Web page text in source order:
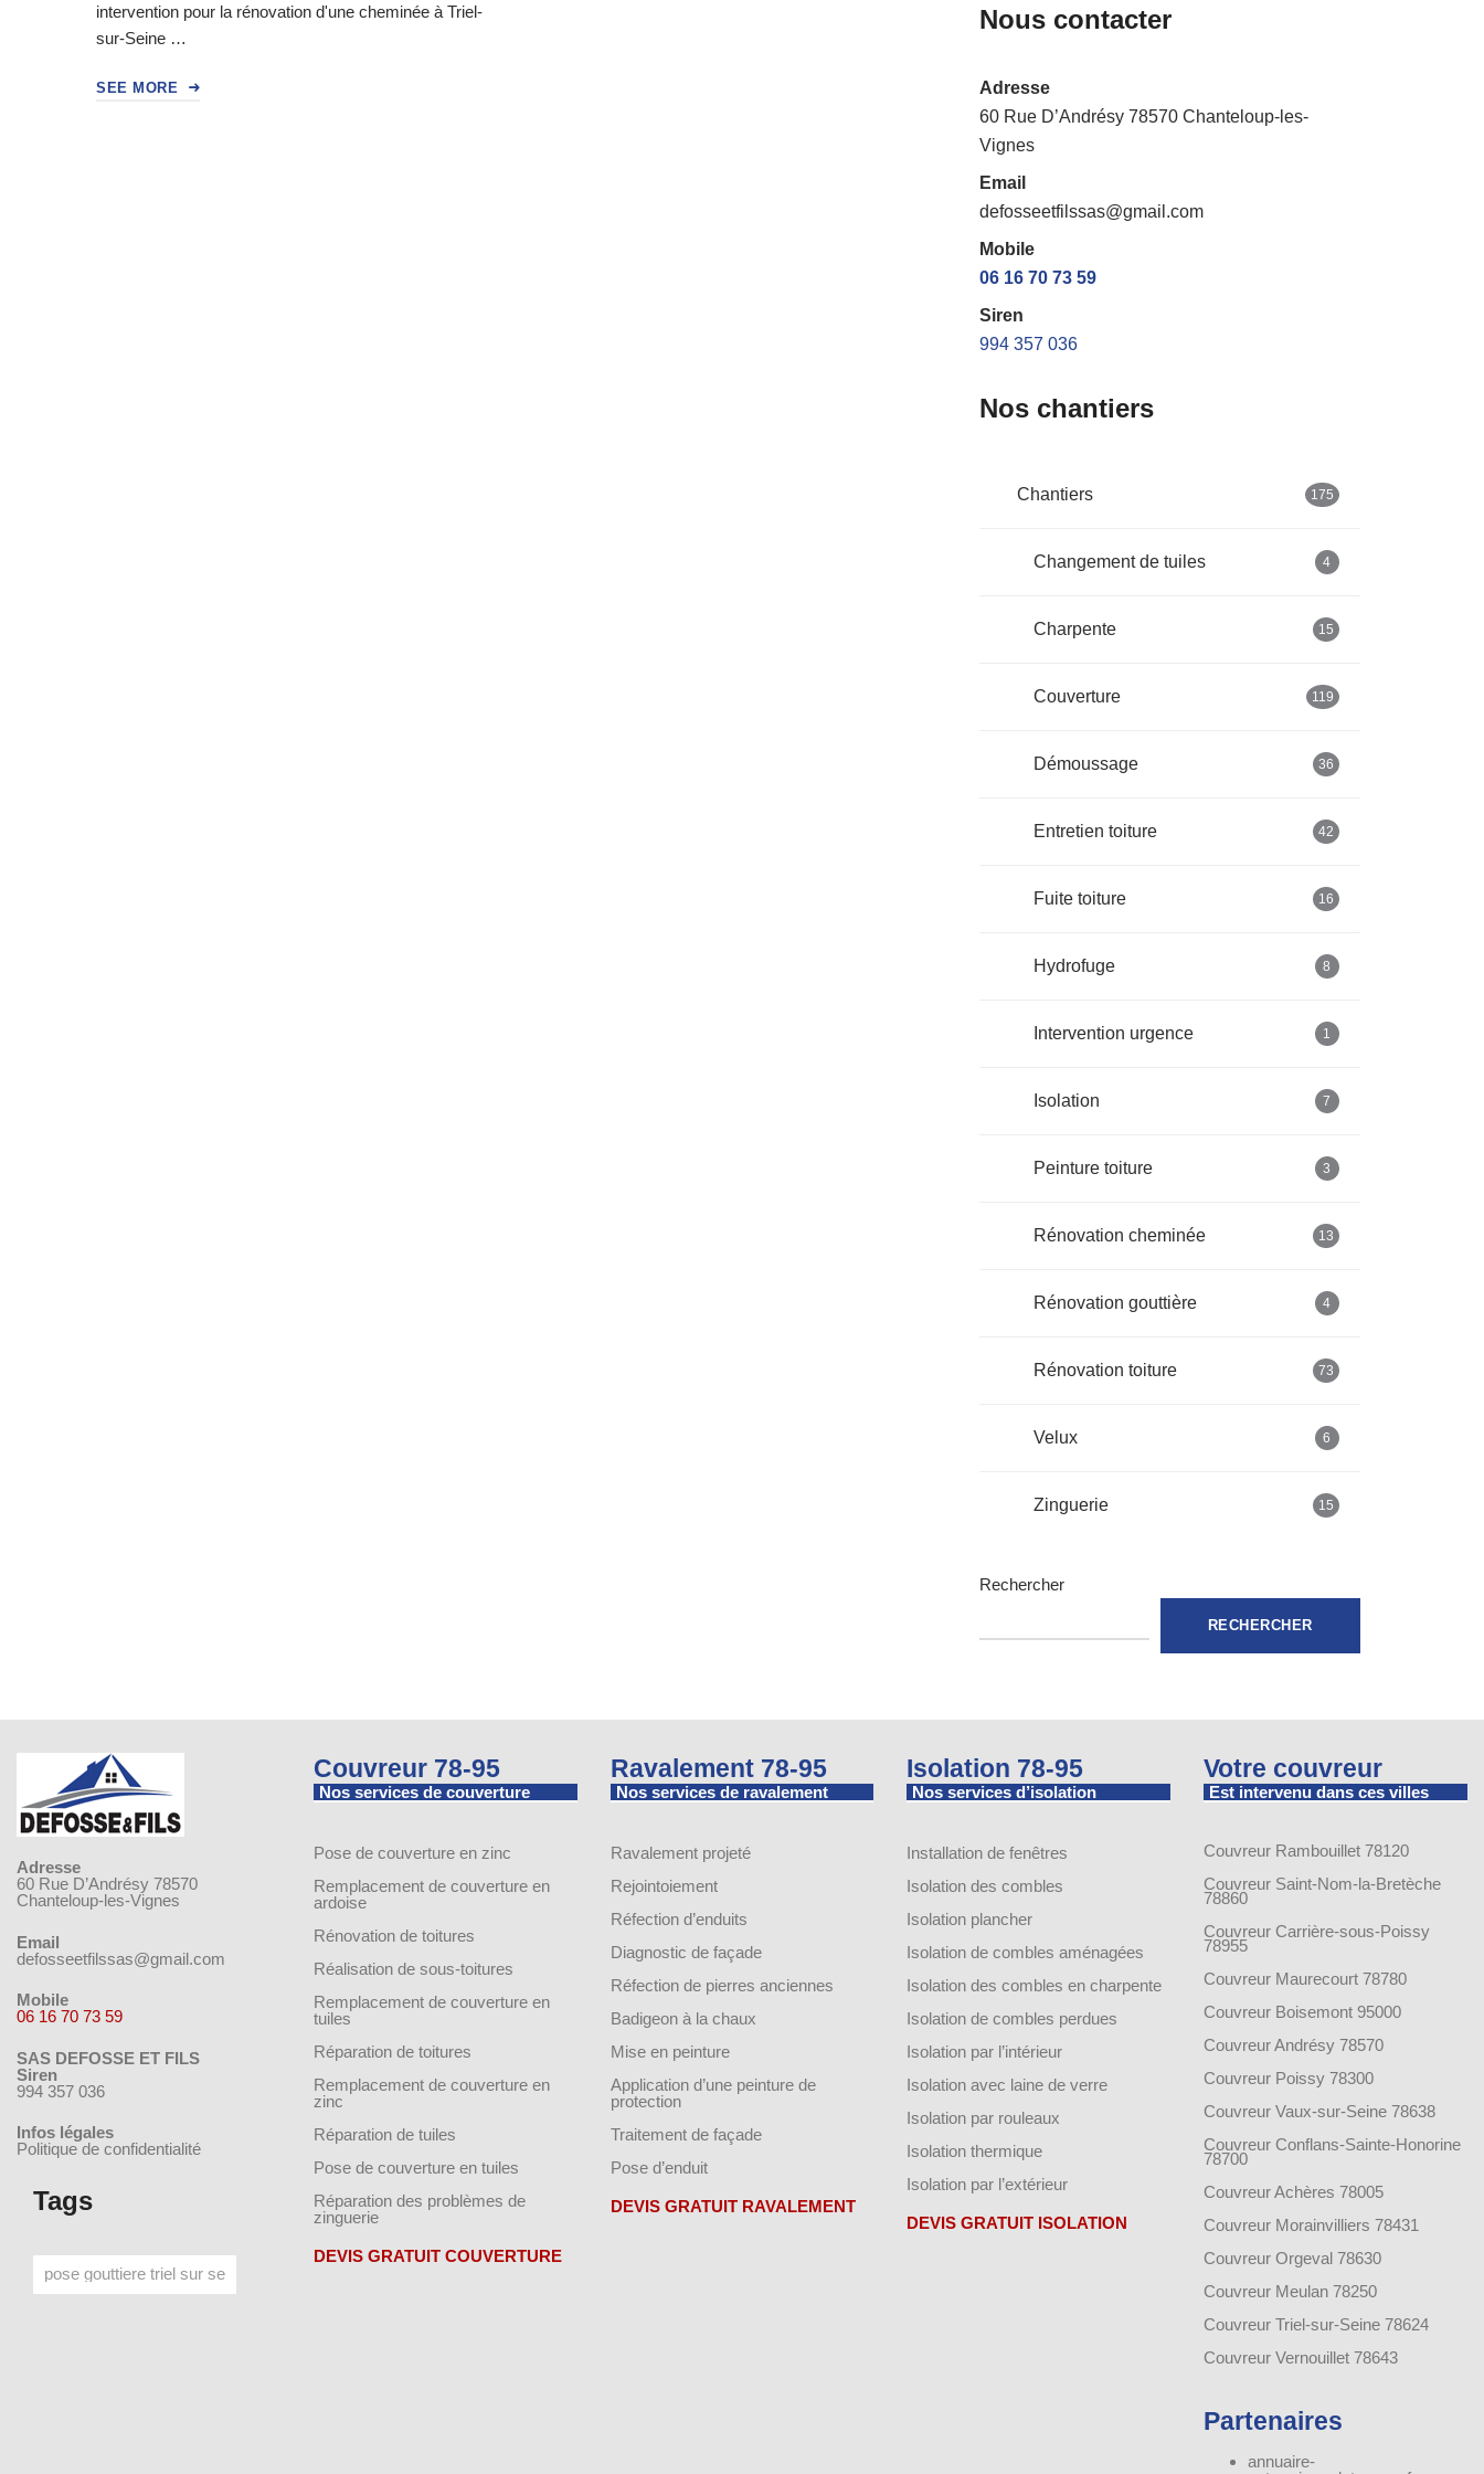
intervention pour la rénovation d'une cheminée à Triel-
sur-Seine …
SEE MORE
Nous contacter
Adresse
60 Rue D’Andrésy 78570 Chanteloup-les-
Vignes
Email
defosseetfilssas@gmail.com
Mobile
06 16 70 73 59
Siren
994 357 036
Nos chantiers
Chantiers 175
Changement de tuiles 4
Charpente 15
Couverture 119
Démoussage 36
Entretien toiture 42
Fuite toiture 16
Hydrofuge 8
Intervention urgence 1
Isolation 7
Peinture toiture 3
Rénovation cheminée 13
Rénovation gouttière 4
Rénovation toiture 73
Velux 6
Zinguerie 15
Rechercher
RECHERCHER
Adresse
60 Rue D’Andrésy 78570
Chanteloup-les-Vignes
Email
defosseetfilssas@gmail.com
Mobile
06 16 70 73 59
SAS DEFOSSE ET FILS
Siren
994 357 036
Infos légales
Politique de confidentialité
Tags
Couvreur 78-95
Nos services de couverture
Pose de couverture en zinc
Remplacement de couverture en
ardoise
Rénovation de toitures
Réalisation de sous-toitures
Remplacement de couverture en
tuiles
Réparation de toitures
Remplacement de couverture en
zinc
Réparation de tuiles
Pose de couverture en tuiles
Réparation des problèmes de
zinguerie
DEVIS GRATUIT COUVERTURE
Ravalement 78-95
Nos services de ravalement
Ravalement projeté
Rejointoiement
Réfection d’enduits
Diagnostic de façade
Réfection de pierres anciennes
Badigeon à la chaux
Mise en peinture
Application d’une peinture de
protection
Traitement de façade
Pose d’enduit
DEVIS GRATUIT RAVALEMENT
Isolation 78-95
Nos services d’isolation
Installation de fenêtres
Isolation des combles
Isolation plancher
Isolation de combles aménagées
Isolation des combles en charpente
Isolation de combles perdues
Isolation par l’intérieur
Isolation avec laine de verre
Isolation par rouleaux
Isolation thermique
Isolation par l’extérieur
DEVIS GRATUIT ISOLATION
Votre couvreur
Est intervenu dans ces villes
Couvreur Rambouillet 78120
Couvreur Saint-Nom-la-Bretèche
78860
Couvreur Carrière-sous-Poissy
78955
Couvreur Maurecourt 78780
Couvreur Boisemont 95000
Couvreur Andrésy 78570
Couvreur Poissy 78300
Couvreur Vaux-sur-Seine 78638
Couvreur Conflans-Sainte-Honorine
78700
Couvreur Achères 78005
Couvreur Morainvilliers 78431
Couvreur Orgeval 78630
Couvreur Meulan 78250
Couvreur Triel-sur-Seine 78624
Couvreur Vernouillet 78643
Partenaires
annuaire-